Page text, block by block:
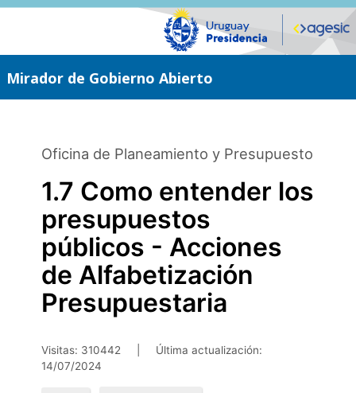
Saltar
Mirador de Gobierno Abierto
Oficina de Planeamiento y Presupuesto
1.7 Como entender los
presupuestos
públicos - Acciones
de Alfabetización
Presupuestaria
Visitas: 310442
Última actualización:
14/07/2024